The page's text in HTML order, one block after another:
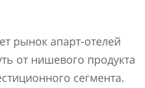
рынок апарт-отелей
от нишевого продукта
сегмента.